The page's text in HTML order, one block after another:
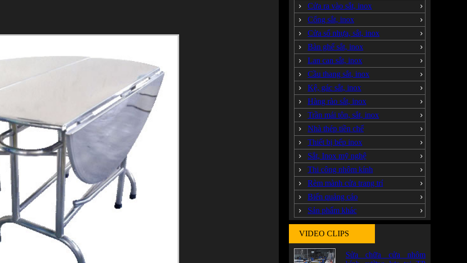
Cửa ra vào sắt, inox
Cổng sắt, inox
Cửa sổ nhựa, sắt, inox
Bàn ghế sắt, inox
Lan can sắt, inox
Cầu thang sắt, inox
Kệ, gác sắt, inox
Hàng rào sắt, inox
Trần mái tôn, sắt, inox
Nhà thép tiền chế
Thiết bị bếp inox
Sắt, Inox mỹ nghệ
Thi công nhôm kính
Rèm mành cửa trang trí
Biển quảng cáo
Sản phẩm khác
VIDEO CLIPS
Sửa chữa cửa nhôm